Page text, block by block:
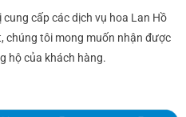
cấp các dịch vụ hoa Lan Hồ
chúng tôi mong muốn nhận được
hộ của khách hàng.